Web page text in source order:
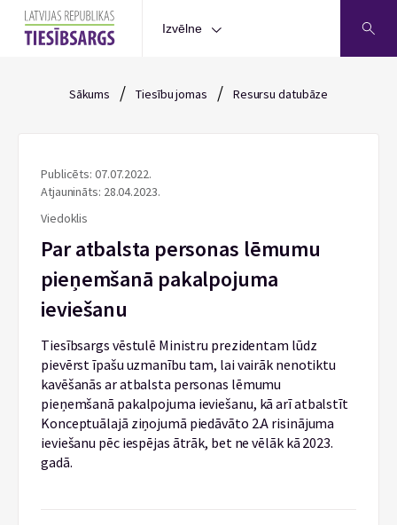
Izvēlne
Sākums / Tiesību jomas / Resursu datubāze
Publicēts: 07.07.2022.
Atjaunināts: 28.04.2023.
Viedoklis
Par atbalsta personas lēmumu
pieņemšanā pakalpojuma
ieviešanu
Tiesībsargs vēstulē Ministru prezidentam lūdz
pievērst īpašu uzmanību tam, lai vairāk nenotiktu
kavēšanās ar atbalsta personas lēmumu
pieņemšanā pakalpojuma ieviešanu, kā arī atbalstīt
Konceptuālajā ziņojumā piedāvāto 2.A risinājuma
ieviešanu pēc iespējas ātrāk, bet ne vēlāk kā 2023.
gadā.